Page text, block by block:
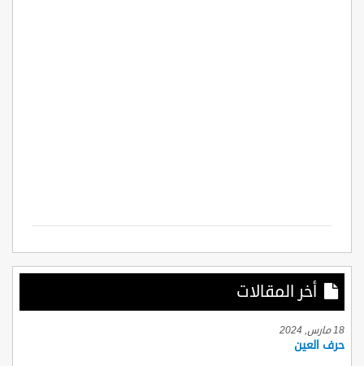
أخر المقالات
18 مارس, 2024
حرف العين